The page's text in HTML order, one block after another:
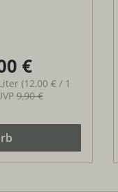
Preis:
€
(12,00 € / 1
9,90 €